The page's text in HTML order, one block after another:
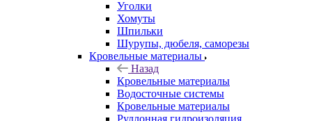
Уголки
Хомуты
Шпильки
Шурупы, дюбеля, саморезы
Кровельные материалы
Назад
Кровельные материалы
Водосточные системы
Кровельные материалы
Руллонная гидроизоляция